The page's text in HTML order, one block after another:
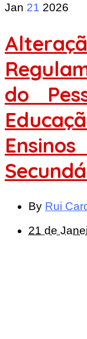
Jan 21 2026
do
By Rui
21 de